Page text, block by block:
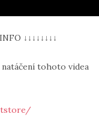
↓↓↓↓↓↓↓↓
tohoto videa